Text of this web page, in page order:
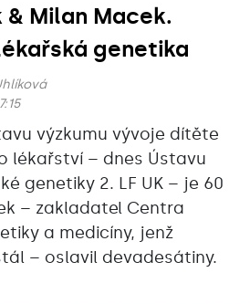
Milan Macek.
genetika
výzkumu vývoje dítěte
lékařství – dnes Ústavu
genetiky 2. LF UK – je 60
– zakladatel Centra
a medicíny, jenž
– oslavil devadesátiny.